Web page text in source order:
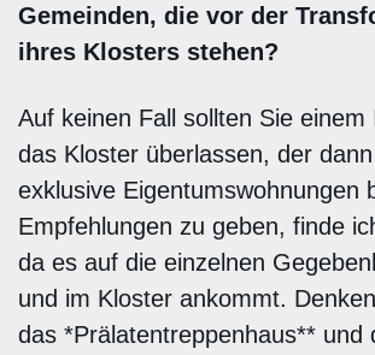
Gemeinden, die vor der
ihres Klosters stehen?
Auf keinen Fall sollten Sie einem
das Kloster überlassen, der
exklusive Eigentumswohnungen
Empfehlungen zu geben, finde
da es auf die einzelnen
und im Kloster ankommt.
das *Prälatentreppenhaus** und